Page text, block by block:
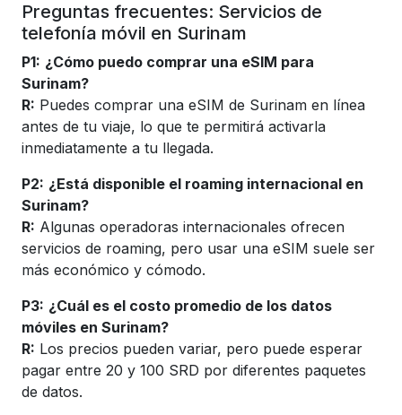
Preguntas frecuentes: Servicios de
telefonía móvil en Surinam
P1: ¿Cómo puedo comprar una eSIM para
Surinam?
R: Puedes comprar una eSIM de Surinam en línea
antes de tu viaje, lo que te permitirá activarla
inmediatamente a tu llegada.
P2: ¿Está disponible el roaming internacional en
Surinam?
R: Algunas operadoras internacionales ofrecen
servicios de roaming, pero usar una eSIM suele ser
más económico y cómodo.
P3: ¿Cuál es el costo promedio de los datos
móviles en Surinam?
R: Los precios pueden variar, pero puede esperar
pagar entre 20 y 100 SRD por diferentes paquetes
de datos.